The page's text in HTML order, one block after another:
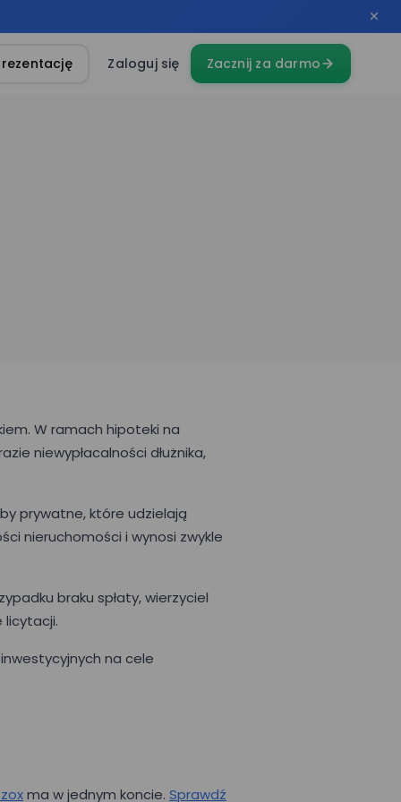
Zaloguj się Zacznij za darmo
W ramach hipoteki na
niewypłacalności dłużnika,
prywatne, które udzielają
nieruchomości i wynosi zwykle
braku spłaty, wierzyciel
licytacji.
na cele
ma w jednym koncie. Sprawdź